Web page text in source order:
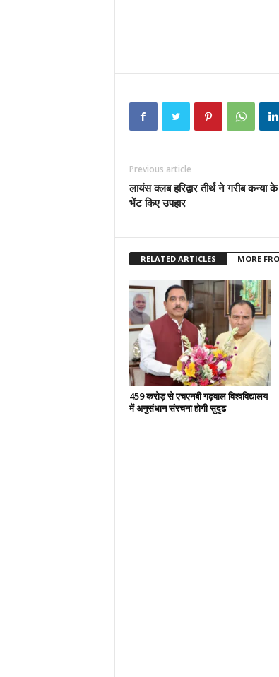
Previous article
लायंस क्लब हरिद्वार तीर्थ ने गरीब कन्या
भेंट किए उपहार
RELATED ARTICLES MORE
459 करोड़ से एचएनबी गढ़वाल विश्वविद्यालय
में अनुसंधान संरचना होगी सुदृढ